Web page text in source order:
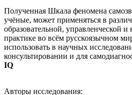
Полученная Шкала феномена
учёные, может применяться в
образовательной, управленческой и
практике во всём русскоязычном
использовать в научных
консультировании и для
IQ
Авторы исследования: